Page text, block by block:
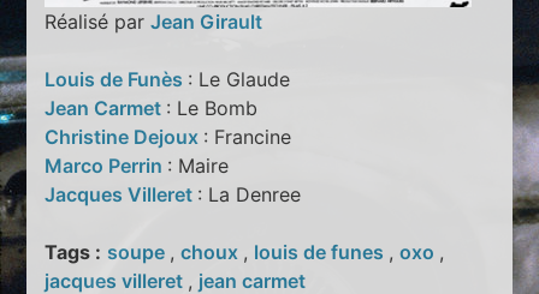
Réalisé parJean Girault
Louis de Funès : Le Glaude
Jean Carmet : Le Bomb
Christine Dejoux : Francine
Marco Perrin : Maire
Jacques Villeret : La Denree
Tags : soupe ,choux , louis de funes ,oxo ,
jacques villeret , jean carmet